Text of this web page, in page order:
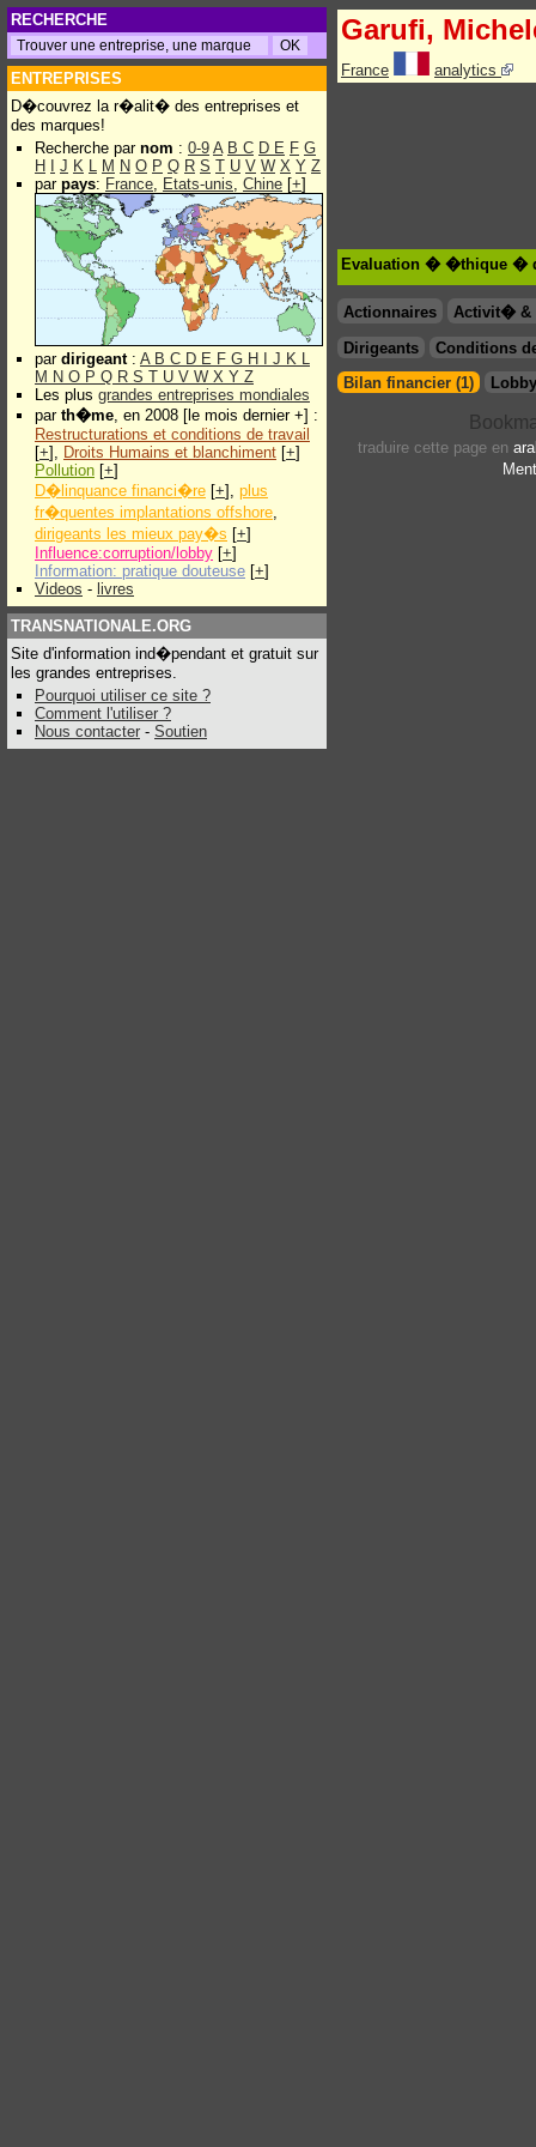
RECHERCHE
ENTREPRISES
D�couvrez la r�alit� des entreprises et
des marques!
Recherche par nom : 0-9 A B C D E F G
H
J K L M N O P Q R S T U V W X Y Z
par pays: France, Etats-unis, Chine [+]
par dirigeant: A B C D E F G H J K L
M N O P Q R S T U V W X Y Z
Les plus grandes entreprises mondiales
par th�me, en 2008 [le mois dernier +] :
Restructurations et conditions de travail
[+], Droits Humains et blanchiment [+]
Pollution [+]
D�linquance financi�re [+], plus
fr�quentes implantations offshore,
dirigeants les mieux pay�s [+]
Influence:corruption/lobby [+]
Information: pratique douteuse [+]
Videos - livres
TRANSNATIONALE.ORG
Site d'information ind�pendant et gratuit sur
les grandes entreprises.
Pourquoi utiliser ce site ?
Comment l'utiliser ?
Nous contacter - Soutien
Garufi,
France analytics
Evaluation � �thique �
Actionnaires
Activit� &
Dirigeants
Conditions
Bilan financier (1)
traduire cette page en